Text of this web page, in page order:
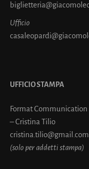
Ufficio
UFFICIO STAMPA
Format Communication
– Cristina Tilio
cristina.tilio@gmail.com
(solo per addetti stampa)